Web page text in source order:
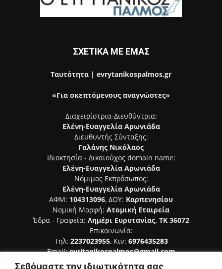
Σεβόμαστε την ιδιωτικότητα σας
ΣΧΕΤΙΚΑ ΜΕ ΕΜΑΣ
Ταυτότητα | evrytanikospalmos.gr
«Για σκεπτόμενους αναγνώστες»
Διαχειρίστρια-Διευθύντρια:
Ελένη-Ευαγγελία Αρωνιάδα
Διευθυντής Σύνταξης:
Γαλάνης Νικόλαος
Ιδιοκτησία - Δικαιούχος domain name:
Ελένη-Ευαγγελία Αρωνιάδα
Νόμιμος Εκπρόσωπος:
Ελένη-Ευαγγελία Αρωνιάδα
ΑΦΜ: 104313096, ΔΟΥ: Καρπενησίου
Νομική Μορφή: Ατομική Εταιρεία
Έδρα - Γραφεία: Λημέρι Ευρυτανίας, ΤΚ 36072
Επικοινωνία:
Τηλ: 2237023955, Κιν: 6976435283
Email:evritanikospalmos@gmail.com